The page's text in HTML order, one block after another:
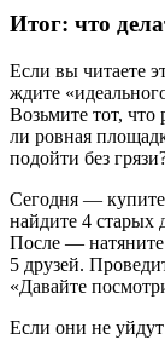
Итог: что
Если вы читаете
ждите
Возьмите тот,
ли ровная
подойти без
Сегодня —
найдите 4 старых
После — натяните
5 друзей.
«Давайте
Если они не